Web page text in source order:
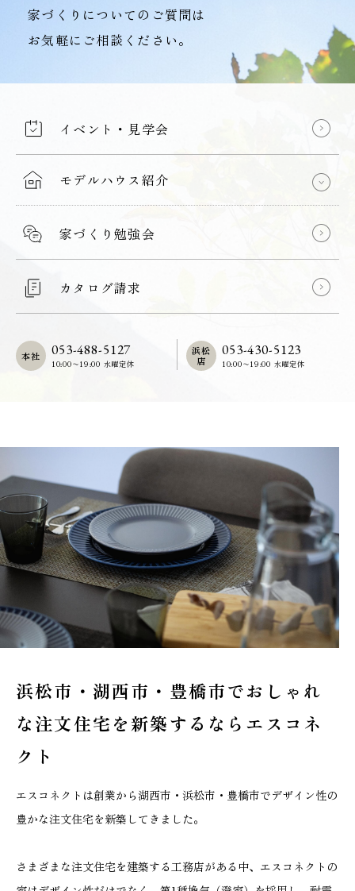
家づくりについてのご質問は
お気軽にご相談ください。
イベント・見学会
モデルハウス紹介
家づくり勉強会
カタログ請求
053-488-5127
10:00〜19:00 水曜定休
本社 053-430-5123
10:00〜19:00 水曜定休
浜松
店
浜松市・湖西市・豊橋市でおしゃれ
な注文住宅を新築するならエスコネ
クト
エスコネクトは創業から湖西市・浜松市・豊橋市でデザイン性の
豊かな注文住宅を新築してきました。
さまざまな注文住宅を建築する工務店がある中、エスコネクトの